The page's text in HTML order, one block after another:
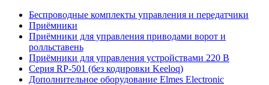
Беспроводные комплекты управления и передатчики
Приёмники
Приёмники для управления приводами ворот и
ролльставень
Приёмники для управления устройствами 220 В
Серия RP-501 (без кодировки Keeloq)
Дополнительное оборудование Elmes Electronic